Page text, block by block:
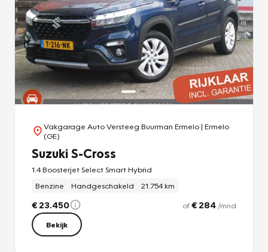
Vakgarage Auto Versteeg Buurman Ermelo| Ermelo
(GE)
Suzuki S-Cross
1.4 Boosterjet Select Smart Hybrid
Benzine
Handgeschakeld 21.754 km
€ 23.450 of€ 284 /mnd
Bekijk